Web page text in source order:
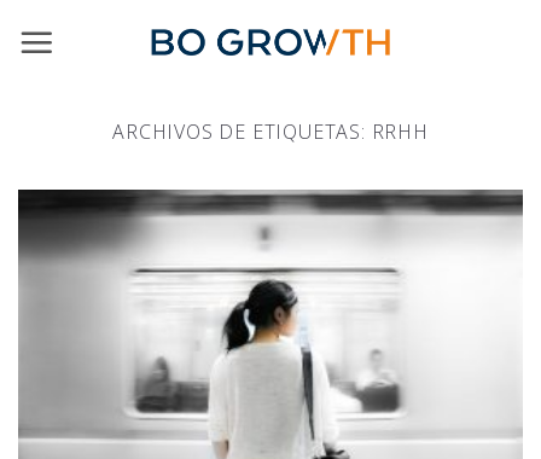
ARCHIVOS DE ETIQUETAS: RRHH